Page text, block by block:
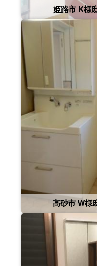
姫路市 K様
高砂市 W様